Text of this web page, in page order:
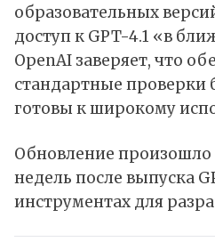
образовательных
доступ к GPT-4.1 «в
OpenAI заверяет, что
стандартные проверки
готовы к широкому
Обновление произошло
недель после выпуска
инструментах для